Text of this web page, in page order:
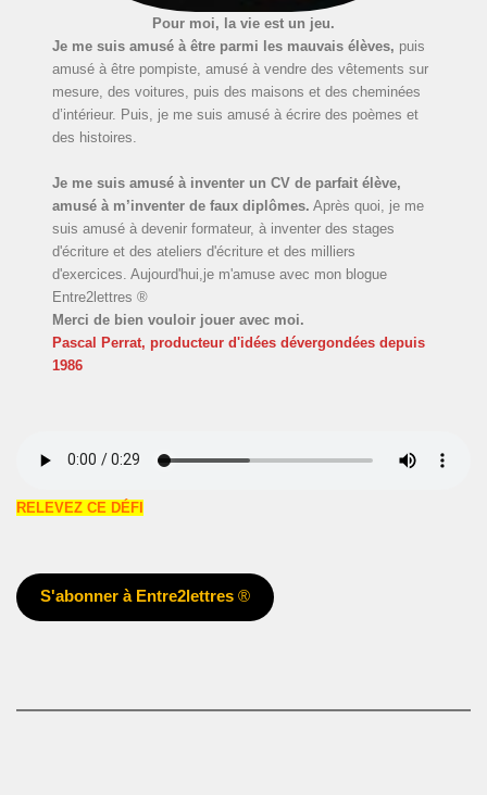
Pour moi, la vie est un jeu.
Je me suis amusé à être parmi les mauvais élèves, puis
amusé à être pompiste, amusé à vendre des vêtements sur
mesure, des voitures, puis des maisons et des cheminées
d’intérieur. Puis, je me suis amusé à écrire des poèmes et
des histoires.
Je me suis amusé à inventer un CV de parfait élève,
amusé à m’inventer de faux diplômes. Après quoi, je me
suis amusé à devenir formateur, à inventer des stages
d'écriture et des ateliers d'écriture et des milliers
d'exercices. Aujourd'hui,je m'amuse avec mon blogue
Entre2lettres ®
Merci de bien vouloir jouer avec moi.
Pascal Perrat, producteur d'idées dévergondées depuis
1986
RELEVEZ CE DÉFI
S'abonner à Entre2lettres®